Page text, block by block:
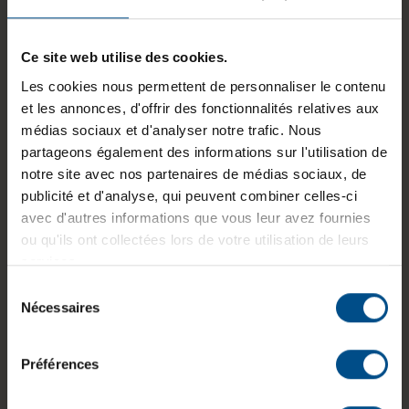
Ce site web utilise des cookies.
Les cookies nous permettent de personnaliser le contenu
et les annonces, d'offrir des fonctionnalités relatives aux
médias sociaux et d'analyser notre trafic. Nous
partageons également des informations sur l'utilisation de
notre site avec nos partenaires de médias sociaux, de
publicité et d'analyse, qui peuvent combiner celles-ci
avec d'autres informations que vous leur avez fournies
ou qu'ils ont collectées lors de votre utilisation de leurs
services.
Nécessaires
Préférences
numérique
Puce graphique intégrée:
Intel® UHD Graphics
620
Programme de partenariat: Oui, Non
370 x 251,7 x 18,2